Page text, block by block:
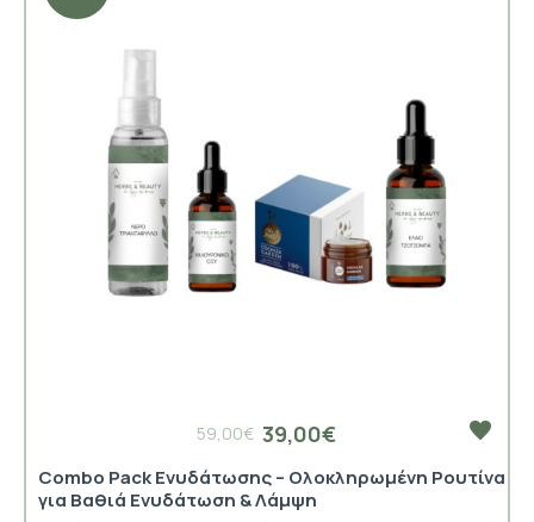
39,00€
59,00€
Combo Pack Ενυδάτωσης – Ολοκληρωμένη Ρουτίνα
για Βαθιά Ενυδάτωση & Λάμψη